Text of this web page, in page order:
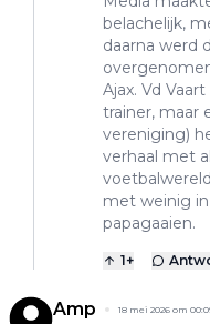
belachelijk,
daarna werd
Ajax. Vd
trainer, maar
vereniging)
verhaal met
met weinig
papagaaien.
1+
Amp 18 mei 2026 om